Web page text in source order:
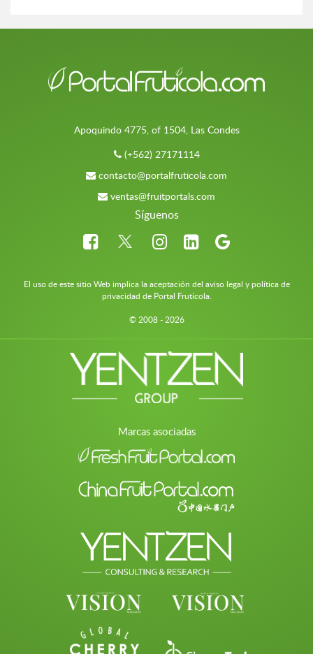
Apoquindo 4775, of 1504, Las Condes
(+562) 27171114
contacto@portalfruticola.com
ventas@fruitportals.com
Síguenos
El uso de este sitio Web implica la aceptación del aviso legal y política de
privacidad de Portal Frutícola.
© 2008 - 2026
Marcas asociadas